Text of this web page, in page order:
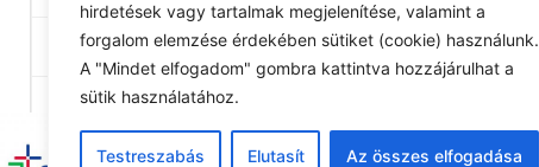
hirdetések vagy tartalmak megjelenítése, valamint a
forgalom elemzése érdekében sütiket (cookie) használunk.
A "Mindet elfogadom" gombra kattintva hozzájárulhat a
sütik használatához.
Testreszabás Elutasít Az összes elfogadása
18 20 21 22 23
25 26 27
1 2 4 6